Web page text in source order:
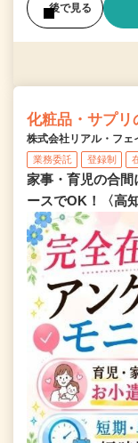
後で見る
化粧品・サプリ
株式会社リアル・フェ
業務委託 登録制
家事・育児の合
ースでOK！〈高知